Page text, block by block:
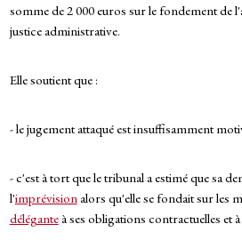
somme de 2 000 euros sur le fondement de
justice administrative.
Elle soutient que :
- le jugement attaqué est insuffisamment
- c'est à tort que le tribunal a estimé que sa
l'imprévisionalors qu'elle se fondait sur les
déléganteà ses obligations contractuelles et